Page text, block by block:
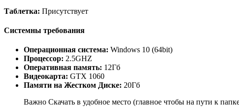
Таблетка: Присутствует
Системны требования
Операционная система: Windows 10 (64bit)
Процессор: 2.5GHZ
Оперативная память: 12Гб
Видеокарта: GTX 1060
Памяти на Жестком Диске: 20Гб
Важно Скачать в удобное место (главное чтобы на пути к